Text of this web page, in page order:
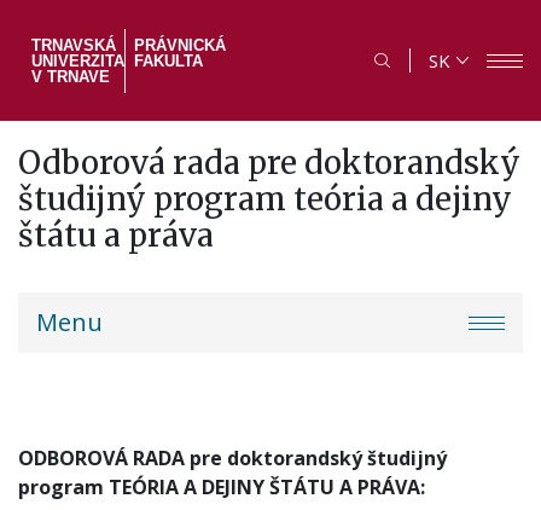
hlavný
TRNAVSKÁ
UNIVERZITA
V TRNAVE
PRÁVNICKÁ
FAKULTA
SK
Odborová rada pre doktorandský
študijný program teória a dejiny
štátu a práva
PF
Menu
ODBOROVÁ RADA pre doktorandský študijný
program TEÓRIA A DEJINY ŠTÁTU A PRÁVA: